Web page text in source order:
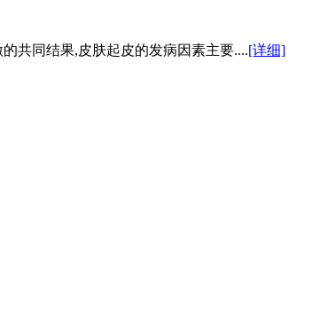
共同结果,皮肤起皮的发病因素主要....[详细]